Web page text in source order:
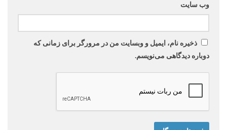
وب‌ سایت
ذخیره نام، ایمیل و وبسایت من در مرورگر برای زمانی که
دوباره دیدگاهی می‌نویسم.